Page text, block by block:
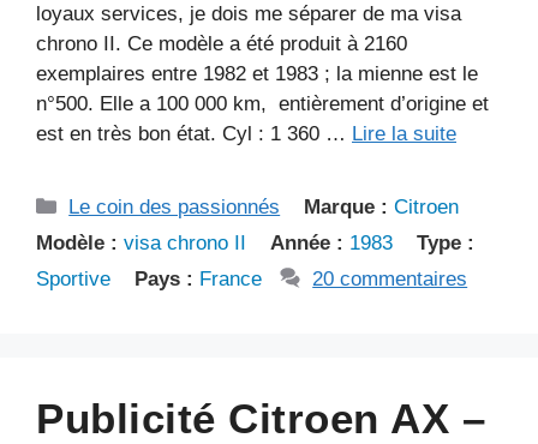
loyaux services, je dois me séparer de ma visa
chrono II. Ce modèle a été produit à 2160
exemplaires entre 1982 et 1983 ; la mienne est le
n°500. Elle a 100 000 km, entièrement d’origine et
est en très bon état. Cyl : 1 360 … Lire la suite
Catégories
Le coin des passionnés Marque : Citroen
Modèle : visa chrono II Année : 1983
Type :
Sportive
Pays : France 20 commentaires
Publicité Citroen AX –